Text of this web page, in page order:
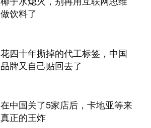
做饮料了
花四十年撕掉的代工标签，中国
品牌又自己贴回去了
在中国关了5家店后，卡地亚等来
真正的王炸